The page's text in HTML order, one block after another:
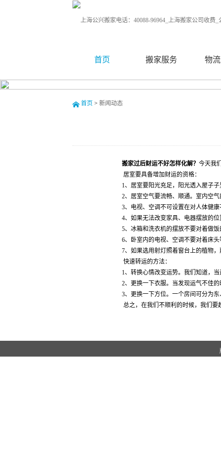
首页 搬家服务 物
首页 > 新闻动态
搬家过后财运不好怎样化解？ 今天我
居室要具备增加财运的资格：
1、居室要阳光充足，阳光透入屋子
2、居室空气要流畅、顺通。室内空
3、电视、空调不可设置在对人体健
4、如果无法改变家具、电器摆放的
5、冰箱和洗衣机的摆放不要对着做
6、卧室内的电视、空调不要对着床
7、如果选用射灯照着窗台上的植物
快速转运的方法：
1、转换心情改变运势。我们知道，
2、更换一下衣服。当发现运气不佳
3、更换一下方位。一个房间可分为
总之，在我们不顺利的时候，我们